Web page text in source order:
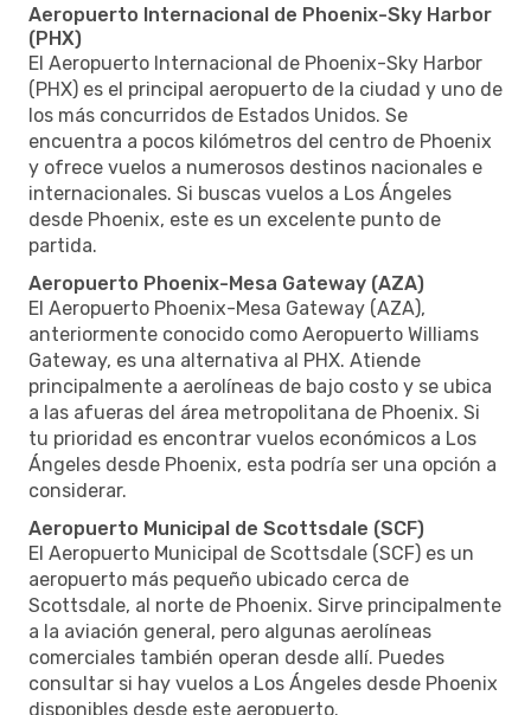
Aeropuerto Internacional de Phoenix-Sky Harbor
(PHX)
El Aeropuerto Internacional de Phoenix-Sky Harbor
(PHX) es el principal aeropuerto de la ciudad y uno de
los más concurridos de Estados Unidos. Se
encuentra a pocos kilómetros del centro de Phoenix
y ofrece vuelos a numerosos destinos nacionales e
internacionales. Si buscas vuelos a Los Ángeles
desde Phoenix, este es un excelente punto de
partida.
Aeropuerto Phoenix-Mesa Gateway (AZA)
El Aeropuerto Phoenix-Mesa Gateway (AZA),
anteriormente conocido como Aeropuerto Williams
Gateway, es una alternativa al PHX. Atiende
principalmente a aerolíneas de bajo costo y se ubica
a las afueras del área metropolitana de Phoenix. Si
tu prioridad es encontrar vuelos económicos a Los
Ángeles desde Phoenix, esta podría ser una opción a
considerar.
Aeropuerto Municipal de Scottsdale (SCF)
El Aeropuerto Municipal de Scottsdale (SCF) es un
aeropuerto más pequeño ubicado cerca de
Scottsdale, al norte de Phoenix. Sirve principalmente
a la aviación general, pero algunas aerolíneas
comerciales también operan desde allí. Puedes
consultar si hay vuelos a Los Ángeles desde Phoenix
disponibles desde este aeropuerto.